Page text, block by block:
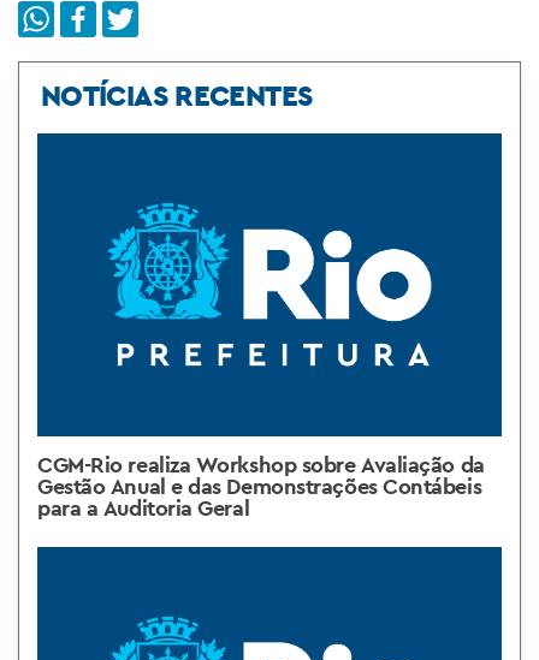
NOTÍCIAS RECENTES
CGM-Rio realiza Workshop sobre Avaliação da
Gestão Anual e das Demonstrações Contábeis
para a Auditoria Geral